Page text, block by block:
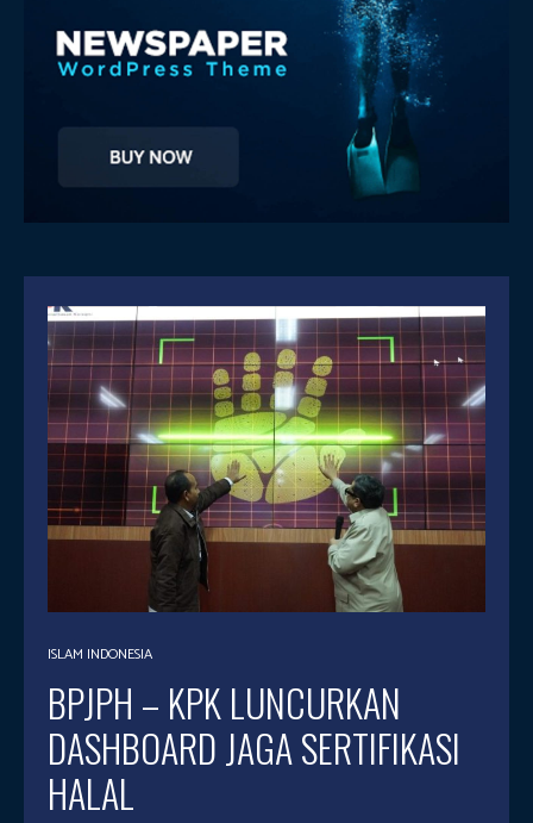
ISLAM INDONESIA
BPJPH – KPK LUNCURKAN
DASHBOARD JAGA SERTIFIKASI
HALAL